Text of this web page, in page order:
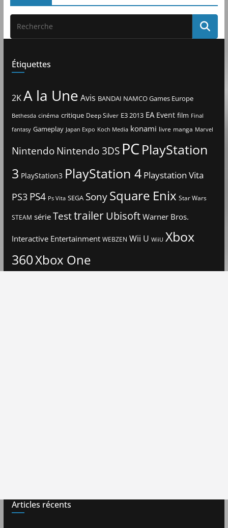
Étiquettes
2KA la Une Avis BANDAI NAMCO Games Europe
Bethesda cinéma critique Deep Silver E3 2013 EA Event film Final
fantasy Gameplay Japan Expo Koch Media konami livre manga Marvel
Nintendo Nintendo 3DS PCPlayStation
3 PlayStation3 PlayStation 4 Playstation Vita
PS3 PS4 Ps Vita SEGA Sony Square Enix Star Wars
STEAM série TesttrailerUbisoftWarner Bros.
Interactive Entertainment WEBZEN Wii U WiiU Xbox
360Xbox One
Articles récents